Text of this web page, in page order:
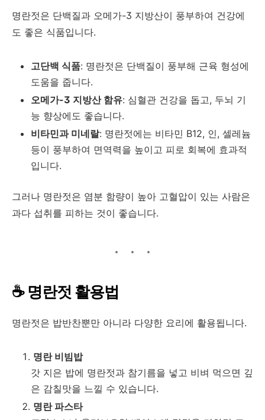
명란젓은 단백질과 오메가-3 지방산이 풍부하여 건강에
도 좋은 식품입니다.
고단백 식품: 명란젓은 단백질이 풍부해 근육 형성에
도움을 줍니다.
오메가-3 지방산 함유: 심혈관 건강을 돕고, 두뇌 기
능 향상에도 좋습니다.
비타민과 미네랄: 명란젓에는 비타민 B12, 인, 셀레늄
등이 풍부하여 면역력을 높이고 피로 회복에 효과적
입니다.
그러나 명란젓은 염분 함량이 높아 고혈압이 있는 사람은
과다 섭취를 피하는 것이 좋습니다.
☕ 명란젓 활용법
명란젓은 밥반찬뿐만 아니라 다양한 요리에 활용됩니다.
명란 비빔밥
갓 지은 밥에 명란젓과 참기름을 넣고 비벼 먹으면 깊
은 감칠맛을 느낄 수 있습니다.
명란 파스타